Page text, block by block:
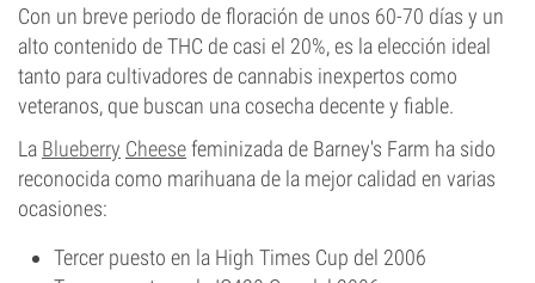
Con un breve periodo de floración de unos 60-70 días y un
alto contenido de THC de casi el 20%, es la elección ideal
tanto para cultivadores de cannabis inexpertos como
veteranos, que buscan una cosecha decente y fiable.
La Blueberry Cheesefeminizada de Barney's Farm ha sido
reconocida como marihuana de la mejor calidad en varias
ocasiones:
Tercer puesto en la High Times Cup del 2006